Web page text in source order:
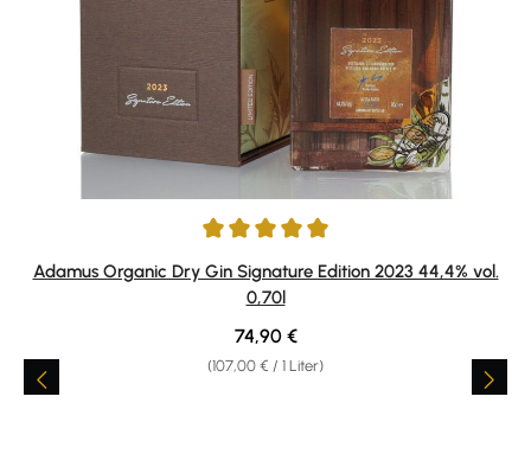
Durchschnittliche Bewertung von 5 von 5 Sternen
Adamus Organic Dry Gin Signature Edition 2023 44,4% vol.
0,70l
(107,00 € / 1 Liter)
Regulärer Preis:
74,90 €